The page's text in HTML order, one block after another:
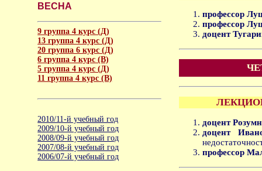
ВЕСНА
9 группа 4 курс (Д)
13 группа 4 курс (Д)
20 группа 6 курс (Д)
6 группа 4 курс (B)
5 группа 4 курс (Д)
11 группа 4 курс (B)
2010/11-й учебный год
2009/10-й учебный год
2008/09-й учебный год
2007/08-й учебный год
2006/07-й учебный год
профессор
профессор
доцент
доцент
доцент
профессор